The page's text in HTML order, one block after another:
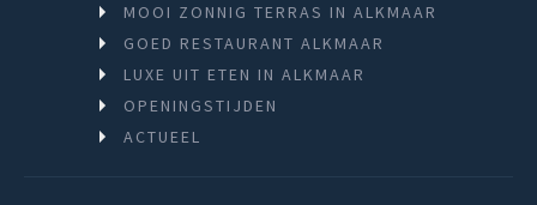
MOOI ZONNIG TERRAS IN ALKMAAR
GOED RESTAURANT ALKMAAR
LUXE UIT ETEN IN ALKMAAR
OPENINGSTIJDEN
ACTUEEL